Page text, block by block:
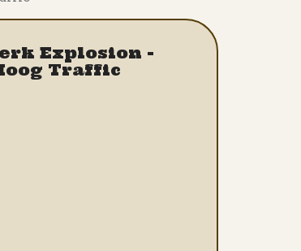
Explosion -
Traffic